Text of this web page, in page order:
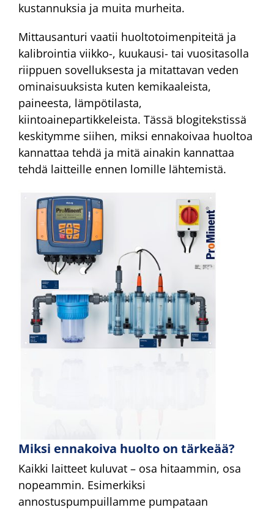
kustannuksia ja muita murheita.
Mittausanturi vaatii huoltotoimenpiteitä ja
kalibrointia viikko-, kuukausi- tai vuositasolla
riippuen sovelluksesta ja mitattavan veden
ominaisuuksista kuten kemikaaleista,
paineesta, lämpötilasta,
kiintoainepartikkeleista. Tässä blogitekstissä
keskitymme siihen, miksi ennakoivaa huoltoa
kannattaa tehdä ja mitä ainakin kannattaa
tehdä laitteille ennen lomille lähtemistä.
Miksi ennakoiva huolto on tärkeää?
Kaikki laitteet kuluvat – osa hitaammin, osa
nopeammin. Esimerkiksi
annostuspumpuillamme pumpataan